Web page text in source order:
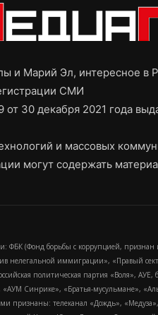
и Марий Эл, интересное в
СМИ
30 декабря 2021 года
и массовых
могут содержать
ФБК (Фонд борьбы с коррупцией,
нелегальной иммиграции», «Правый
политическая партия
«АУМ Синрике», «Братья-мусульмане»,
признаны: телеканал «Дождь»,